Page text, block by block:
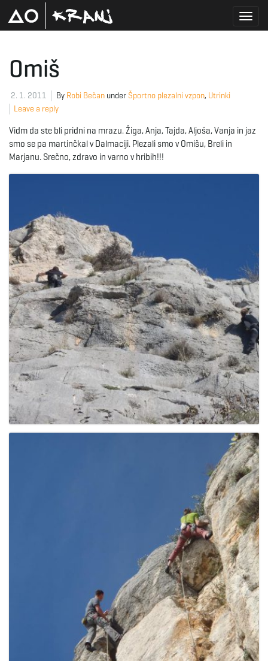
g
e
a
v
i
g
a
t
Omiš
2. 1. 2011 By Robi Bečan under Športno plezalni vzpon, Utrinki
Leave a reply
Vidm da ste bli pridni na mrazu. Žiga, Anja, Tajda, Aljoša, Vanja in jaz
smo se pa martinčkal v Dalmaciji. Plezali smo v Omišu, Breli in
Marjanu. Srečno, zdravo in varno v hribih!!!